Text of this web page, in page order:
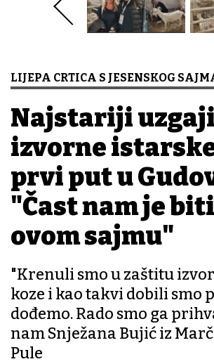
LIJEPA CRTICA S JESENSKOG
Najstariji
izvorne
prvi put u
"Čast nam je
ovom sajmu"
"Krenuli smo u zaštitu
koze i kao takvi dobili smo
dođemo. Rado smo ga
nam Snježana Bujić iz
Pule